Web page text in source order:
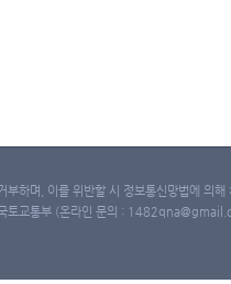
하며, 이를 위반할 시 정보통신망법에 의
토교통부 (온라인 문의 :